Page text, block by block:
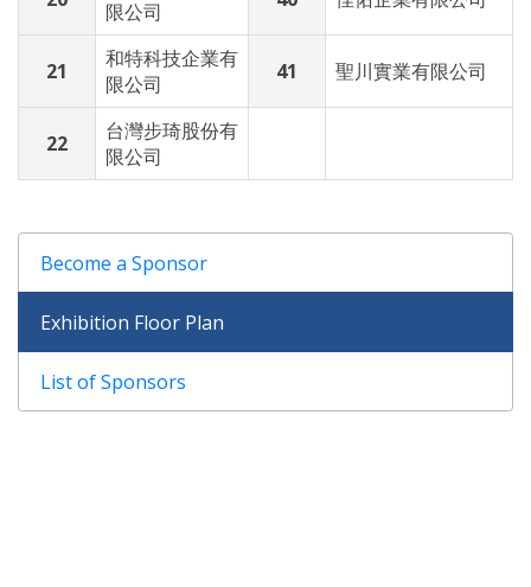
限公司
21
和特科技企業有
限公司
41 聖川實業有限公司
22
台灣步琦股份有
限公司
Become a Sponsor
Exhibition Floor Plan
List of Sponsors